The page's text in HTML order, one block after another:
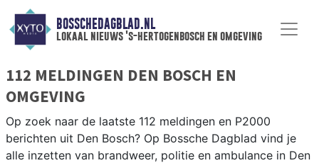
BOSSCHEDAGBLAD.NL
lokaal nieuws 's-hertogenbosch en omgeving
112 MELDINGEN DEN BOSCH EN
OMGEVING
Op zoek naar de laatste 112 meldingen en P2000
berichten uit Den Bosch? Op Bossche Dagblad vind je
alle inzetten van brandweer, politie en ambulance in Den